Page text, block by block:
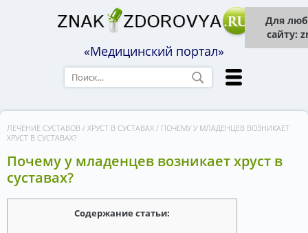
«Медицинский портал»
ЛЕЧЕНИЕ СУСТАВОВ / ХРУСТ В СУСТАВАХ / ПОЧЕМУ У МЛАДЕНЦЕВ ВОЗНИКАЕТ
ХРУСТ В СУСТАВАХ?
Почему у младенцев возникает хруст в
суставах?
Содержание статьи:
Для
сайту: